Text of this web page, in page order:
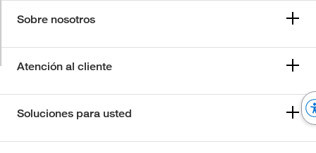
Sobre nosotros
Atención al cliente
Soluciones para usted